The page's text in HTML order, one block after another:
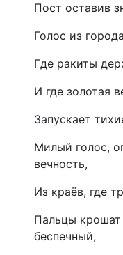
Пост оставив
Голос из
Где ракиты
И где золотая
Запускает
Милый голос,
вечность,
Из краёв, где
Пальцы крошат
беспечный,